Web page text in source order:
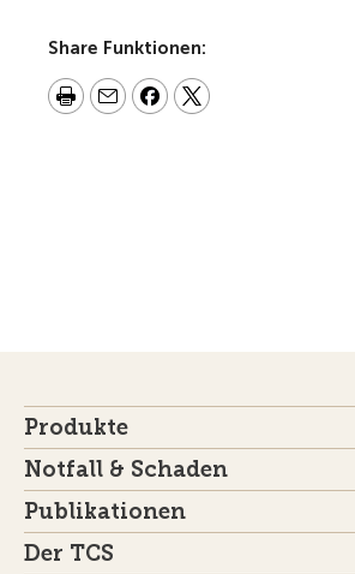
Share Funktionen:
Produkte
Notfall & Schaden
Publikationen
Der TCS